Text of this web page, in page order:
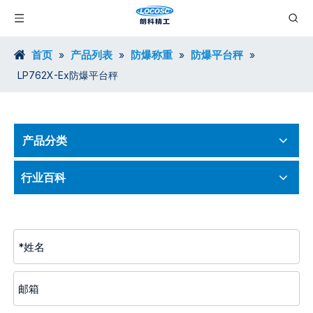
首页 » 产品列表 » 防爆称重 » 防爆平台秤 »
LP762X-Ex防爆平台秤
产品分类
行业百科